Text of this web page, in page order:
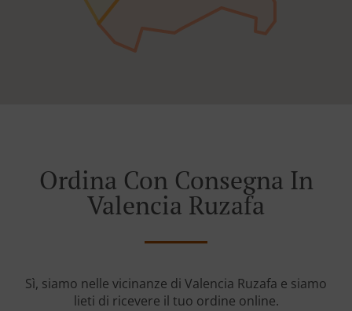
Ordina Con Consegna In
Valencia Ruzafa
Sì, siamo nelle vicinanze di Valencia Ruzafa e siamo
lieti di ricevere il tuo ordine online.